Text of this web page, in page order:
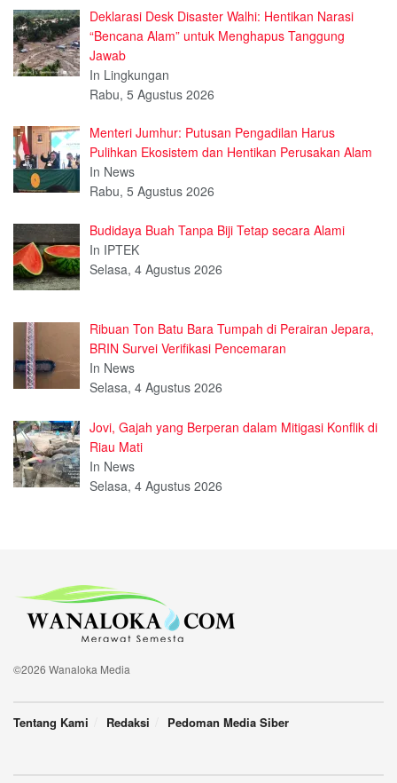
Deklarasi Desk Disaster Walhi: Hentikan Narasi
“Bencana Alam” untuk Menghapus Tanggung
Jawab
In Lingkungan
Rabu, 5 Agustus 2026
Menteri Jumhur: Putusan Pengadilan Harus
Pulihkan Ekosistem dan Hentikan Perusakan Alam
In News
Rabu, 5 Agustus 2026
Budidaya Buah Tanpa Biji Tetap secara Alami
In IPTEK
Selasa, 4 Agustus 2026
Ribuan Ton Batu Bara Tumpah di Perairan Jepara,
BRIN Survei Verifikasi Pencemaran
In News
Selasa, 4 Agustus 2026
Jovi, Gajah yang Berperan dalam Mitigasi Konflik di
Riau Mati
In News
Selasa, 4 Agustus 2026
©2026 Wanaloka Media
Tentang Kami Redaksi Pedoman Media Siber